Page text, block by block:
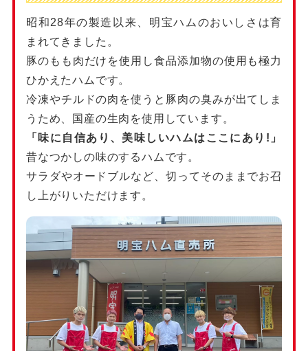
昭和28年の製造以来、明宝ハムのおいしさは育
まれてきました。
豚のもも肉だけを使用し食品添加物の使用も極力
ひかえたハムです。
冷凍やチルドの肉を使うと豚肉の臭みが出てしま
うため、国産の生肉を使用しています。
「味に自信あり、美味しいハムはここにあり!」
昔なつかしの味のするハムです。
サラダやオードブルなど、切ってそのままでお召
し上がりいただけます。